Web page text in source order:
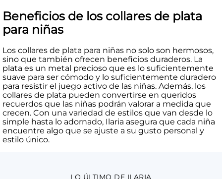
Beneficios de los collares de plata
para niñas
Los collares de plata para niñas no solo son hermosos,
sino que también ofrecen beneficios duraderos. La
plata es un metal precioso que es lo suficientemente
suave para ser cómodo y lo suficientemente duradero
para resistir el juego activo de las niñas. Además, los
collares de plata pueden convertirse en queridos
recuerdos que las niñas podrán valorar a medida que
crecen. Con una variedad de estilos que van desde lo
simple hasta lo adornado, Ilaria asegura que cada niña
encuentre algo que se ajuste a su gusto personal y
estilo único.
LO ÚLTIMO DE ILARIA